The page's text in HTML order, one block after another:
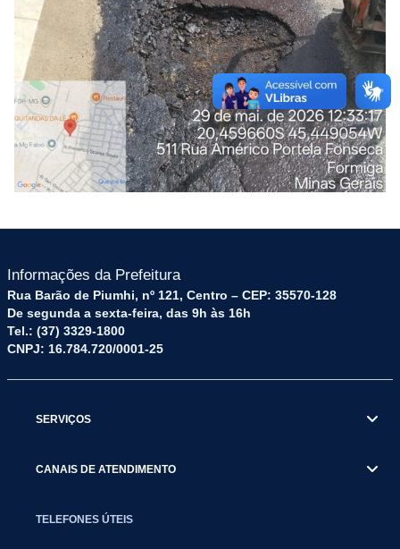
Informações da Prefeitura
Rua Barão de Piumhi, nº 121, Centro – CEP: 35570-128
De segunda a sexta-feira, das 9h às 16h
Tel.: (37) 3329-1800
CNPJ: 16.784.720/0001-25
SERVIÇOS
CANAIS DE ATENDIMENTO
TELEFONES ÚTEIS